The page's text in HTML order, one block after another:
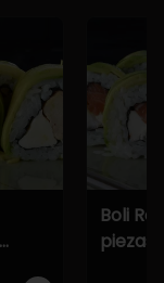
Boli
piezas)